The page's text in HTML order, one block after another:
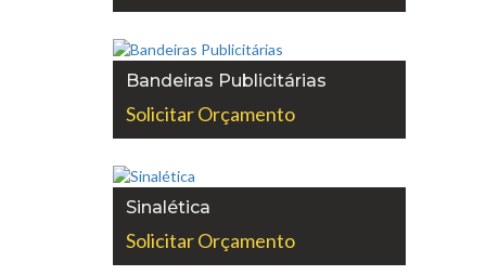
Bandeiras Publicitárias
Solicitar Orçamento
Sinalética
Solicitar Orçamento